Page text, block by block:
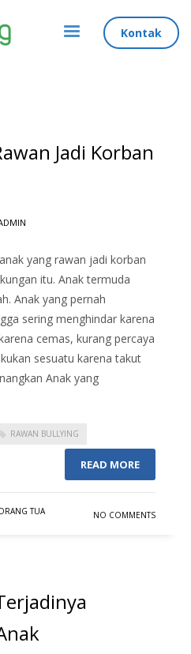
Kontak
Jadi Korban
yang rawan jadi korban
itu. Anak termuda
Anak yang pernah
sering menghindar karena
cemas, kurang percaya
sesuatu karena takut
Anak yang
RAWAN BULLYING
READ MORE
TUA NO COMMENTS